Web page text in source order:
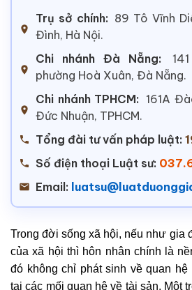
Trụ sở chính: 89 Tô Vĩnh
Đình, Hà Nội.
Chi nhánh Đà Nẵng:
phường Hoà Xuân, Đà Nẵng.
Chi nhánh TPHCM: 161A
Đức Nhuận, TPHCM.
Tổng đài tư vấn pháp luật:
Số điện thoại Luật sư:
Email:
Trong đời sống xã hội, nếu như gia
của xã hội thì hôn nhân chính là
đó không chỉ phát sinh về quan hệ
tại các mối quan hệ về tài sản. Một